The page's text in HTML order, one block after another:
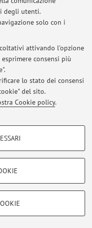
degli utenti.
solo con i
attivando l'opzione
consensi più
lo stato dei consensi
del sito.
Cookie policy.
per il corretto
e Neuromotorie
mappa
avvisi.
del sito.
IVA: 01131710376